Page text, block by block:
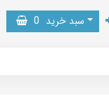
سبد خرید 0